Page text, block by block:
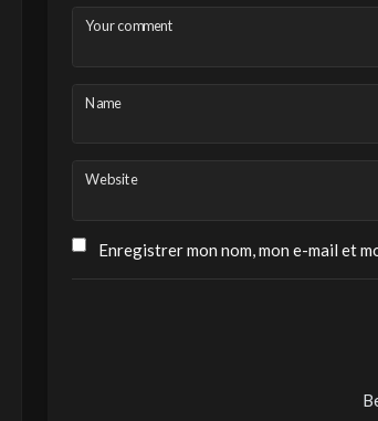
Your comment
Name
Website
Enregistrer mon nom, mon e-mail et